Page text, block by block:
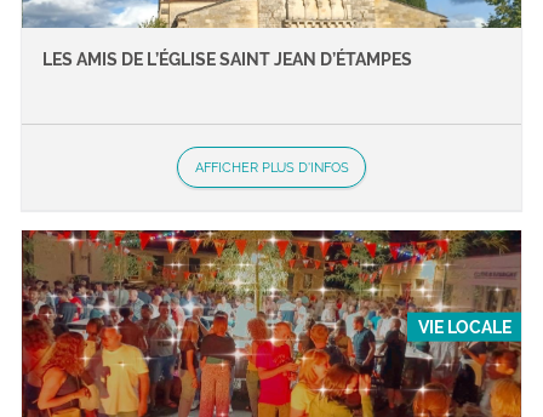
LES AMIS DE L’ÉGLISE SAINT JEAN D’ÉTAMPES
AFFICHER PLUS D'INFOS
VIE LOCALE